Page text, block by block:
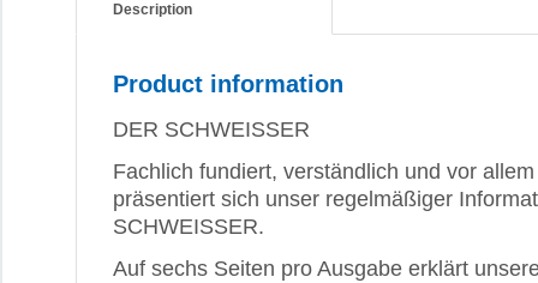
Description
Product information
DER SCHWEISSER
Fachlich fundiert, verständlich und vor
präsentiert sich unser regelmäßiger
SCHWEISSER.
Auf sechs Seiten pro Ausgabe erklärt